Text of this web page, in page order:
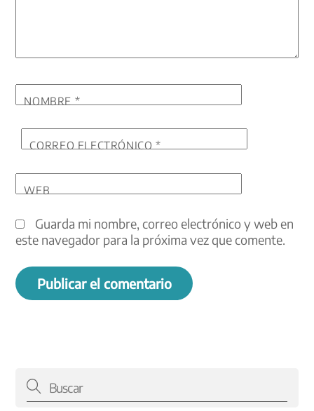
NOMBRE *
CORREO ELECTRÓNICO*
WEB
Guarda mi nombre, correo electrónico y web en
este navegador para la próxima vez que comente.